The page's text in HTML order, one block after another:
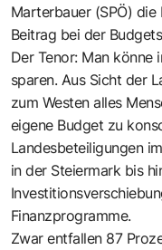
Marterbauer (SPÖ)
Beitrag bei der
Der Tenor: Man könne
sparen. Aus Sicht der
zum Westen alles
eigene Budget zu
Landesbeteiligungen
in der Steiermark bis
Finanzprogramme.
Zwar entfallen 87